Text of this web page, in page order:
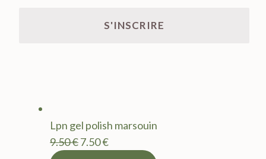
Lpn gel polish marsouin
9.50€Le
7.50€Le